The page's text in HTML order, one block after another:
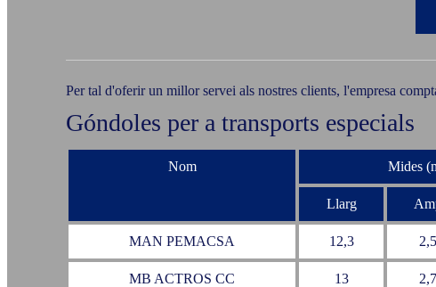
Per tal d'oferir un millor servei als nostres clients, l'empresa
Góndoles per a transports especials
Nom Mides
Llarg
MAN PEMACSA 12,3 2,5
MB ACTROS CC 13 2,7